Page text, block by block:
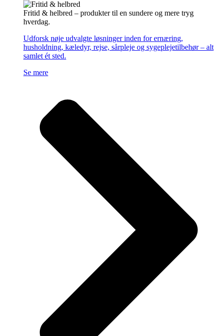
Fritid & helbred – produkter til en sundere og mere tryg
hverdag.
Udforsk nøje udvalgte løsninger inden for ernæring,
husholdning, kæledyr, rejse, sårpleje og sygeplejetilbehør – alt
samlet ét sted.
Se mere